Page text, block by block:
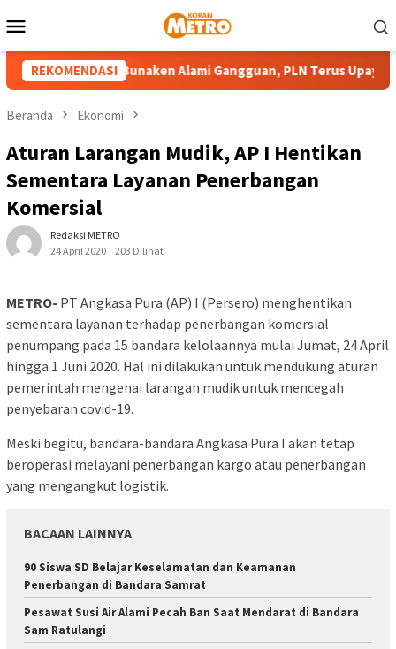
ke
Mobile
REKOMENDASI
di Bunaken Alami Gangguan, PLN Terus Upayakan
Beranda Ekonomi
Aturan Larangan Mudik, AP I Hentikan
Sementara Layanan Penerbangan
Komersial
Redaksi METRO
24 April 2020
203 Dilihat
METRO- PT Angkasa Pura (AP) I (Persero) menghentikan
sementara layanan terhadap penerbangan komersial
penumpang pada 15 bandara kelolaannya mulai Jumat, 24 April
hingga 1 Juni 2020. Hal ini dilakukan untuk mendukung aturan
pemerintah mengenai larangan mudik untuk mencegah
penyebaran covid-19.
Meski begitu, bandara-bandara Angkasa Pura I akan tetap
beroperasi melayani penerbangan kargo atau penerbangan
yang mengangkut logistik.
BACAAN LAINNYA
90 Siswa SD Belajar Keselamatan dan Keamanan
Penerbangan di Bandara Samrat
Pesawat Susi Air Alami Pecah Ban Saat Mendarat di Bandara
Sam Ratulangi